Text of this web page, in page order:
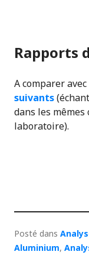
Rapports
A comparer avec
suivants
dans les
laboratoire).
Posté dans
Aluminium,